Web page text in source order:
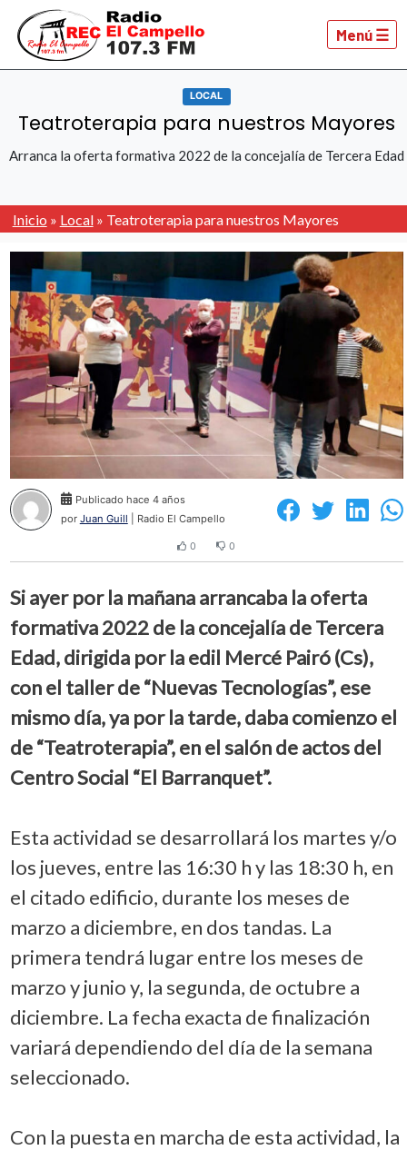
Menú ☰
LOCAL
Teatroterapia para nuestros Mayores
Arranca la oferta formativa 2022 de la concejalía de Tercera Edad
Inicio » Local» Teatroterapia para nuestros Mayores
Publicado hace 4 años
por Juan Guill | Radio El Campello
0 0
Si ayer por la mañana arrancaba la oferta
formativa 2022 de la concejalía de Tercera
Edad, dirigida por la edil Mercé Pairó (Cs),
con el taller de “Nuevas Tecnologías”, ese
mismo día, ya por la tarde, daba comienzo el
de “Teatroterapia”, en el salón de actos del
Centro Social “El Barranquet”.
Esta actividad se desarrollará los martes y/o
los jueves, entre las 16:30 h y las 18:30 h, en
el citado edificio, durante los meses de
marzo a diciembre, en dos tandas. La
primera tendrá lugar entre los meses de
marzo y junio y, la segunda, de octubre a
diciembre. La fecha exacta de finalización
variará dependiendo del día de la semana
seleccionado.
Con la puesta en marcha de esta actividad, la